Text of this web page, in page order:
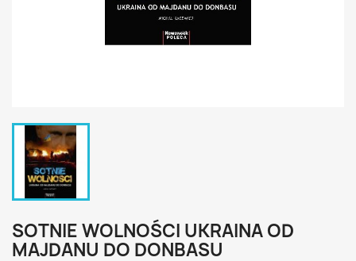
SOTNIE WOLNOŚCI UKRAINA OD
MAJDANU DO DONBASU